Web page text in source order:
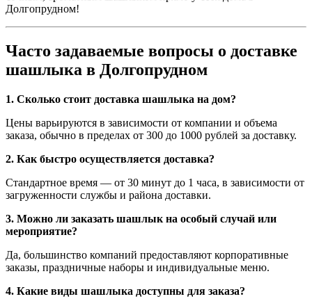
Долгопрудном!
Часто задаваемые вопросы о доставке
шашлыка в Долгопрудном
1. Сколько стоит доставка шашлыка на дом?
Цены варьируются в зависимости от компании и объема
заказа, обычно в пределах от 300 до 1000 рублей за доставку.
2. Как быстро осуществляется доставка?
Стандартное время — от 30 минут до 1 часа, в зависимости от
загруженности службы и района доставки.
3. Можно ли заказать шашлык на особый случай или
мероприятие?
Да, большинство компаний предоставляют корпоративные
заказы, праздничные наборы и индивидуальные меню.
4. Какие виды шашлыка доступны для заказа?